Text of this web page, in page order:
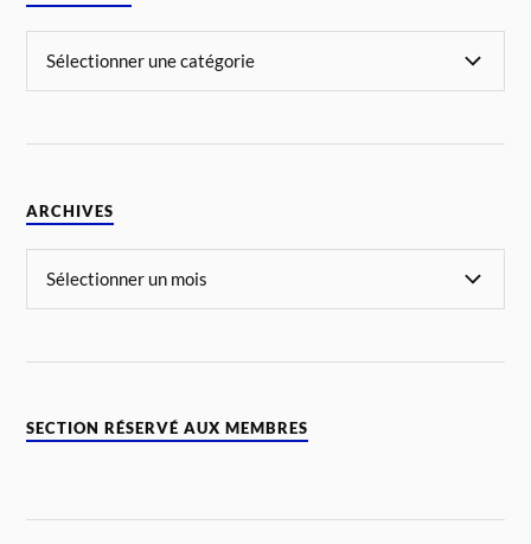
ARCHIVES
SECTION RÉSERVÉ AUX MEMBRES